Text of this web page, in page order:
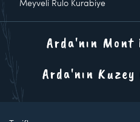
Meyveli Rulo Kurabiye
Arda'nın Mont
Arda'nın